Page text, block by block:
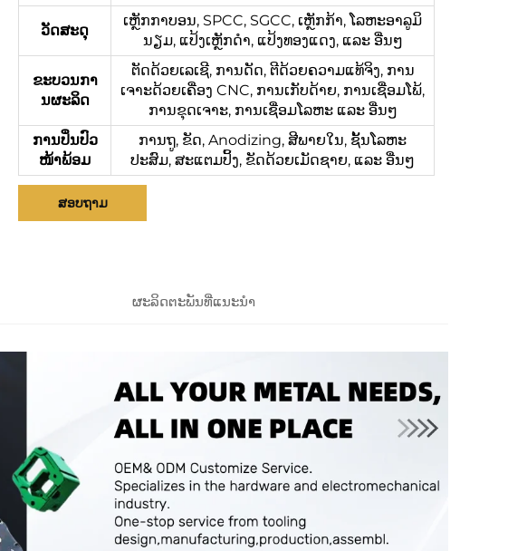
ວັດສະດຸ
ເຫຼັກກາບອນ, SPCC, SGCC, ເຫຼັກກ້າ, ໂລຫະອາລູມິ
ນຽມ, ແປ້ງເຫຼັກດຳ, ແປ້ງທອງແດງ, ແລະ ອື່ນໆ
ຂະບວນກາ
ນຜະລິດ
ຕັດດ້ວຍເລເຊີ, ການດັດ, ຕີດ້ວຍຄວາມແທ້ຈິງ, ການ
ເຈາະດ້ວຍເຄື່ອງ CNC, ການເກັບດ້າຍ, ການເຊື່ອມໂພ້,
ການຂຸດເຈາະ, ການເຊື່ອມໂລຫະ ແລະ ອື່ນໆ
ການປິ່ນປົວ
ໜ້າພ້ອມ
ການຖູ, ຂັດ, Anodizing, ສີພາຍໃນ, ຊັ້ນໂລຫະ
ປະສົມ, ສະແຕມປິ້ງ, ຂັດດ້ວຍເມັດຊາຍ, ແລະ ອື່ນໆ
ສອບຖາມ
ຜະລິດຕະພັນທີ່ແນະນຳ